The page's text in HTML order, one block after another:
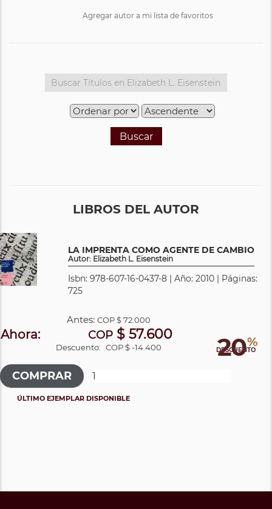
Agregar autor a mi lista de favoritos
Buscar
LIBROS DEL AUTOR
LA IMPRENTA COMO AGENTE DE CAMBIO
Autor: Elizabeth L. Eisenstein
Isbn: 978-607-16-0437-8 | Año: 2010 | Páginas:
725
20%
DESCUENTO
Antes:COP$ 72.000
Ahora: COP$ 57.600
Descuento: COP $ -14.400
ÚLTIMO EJEMPLAR DISPONIBLE